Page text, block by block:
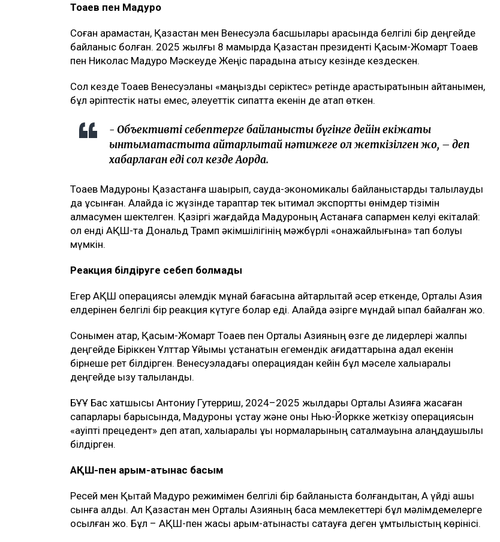
Тоқаев пен Мадуро
Соған қарамастан, Қазақстан мен Венесуэла басшылары арасында белгілі бір деңгейде
байланыс болған. 2025 жылғы 8 мамырда Қазақстан президенті Қасым-Жомарт Тоқаев
пен Николас Мадуро Мәскеуде Жеңіс парадына қатысу кезінде кездескен.
Сол кезде Тоқаев Венесуэланы «маңызды серіктес» ретінде қарастыратынын айтқанымен,
бұл әріптестік нақты емес, әлеуеттік сипатта екенін де атап өткен.
- Объективті себептерге байланысты бүгінге дейін екіжақты
ынтымақтастықта айтарлықтай нәтижеге қол жеткізілген жоқ, – деп
хабарлаған еді сол кезде Ақорда.
Тоқаев Мадуроны Қазақстанға шақырып, сауда-экономикалық байланыстарды талқылауды
да ұсынған. Алайда іс жүзінде тараптар тек ықтимал экспорттық өнімдер тізімін
алмасумен шектелген. Қазіргі жағдайда Мадуроның Астанаға сапармен келуі екіталай:
ол енді АҚШ-та Дональд Трамп әкімшілігінің мәжбүрлі «қонақжайлығына» тап болуы
мүмкін.
Реакция білдіруге себеп болмады
Егер АҚШ операциясы әлемдік мұнай бағасына айтарлықтай әсер еткенде, Орталық Азия
елдерінен белгілі бір реакция күтуге болар еді. Алайда әзірге мұндай ықпал байқалған жоқ.
Сонымен қатар, Қасым-Жомарт Тоқаев пен Орталық Азияның өзге де лидерлері жалпы
деңгейде Біріккен Ұлттар Ұйымы ұстанатын егемендік қағидаттарына адал екенін
бірнеше рет білдірген. Венесуэладағы операциядан кейін бұл мәселе халықаралық
деңгейде қызу талқыланды.
БҰҰ Бас хатшысы Антониу Гутерриш, 2024–2025 жылдары Орталық Азияға жасаған
сапарлары барысында, Мадуроны ұстау және оны Нью-Йоркке жеткізу операциясын
«қауіпті прецедент» деп атап, халықаралық құқық нормаларының сақталмауына алаңдаушылық
білдірген.
АҚШ-пен қарым-қатынас басым
Ресей мен Қытай Мадуро режимімен белгілі бір байланыста болғандықтан, Ақ үйді ашық
сынға алды. Ал Қазақстан мен Орталық Азияның басқа мемлекеттері бұл мәлімдемелерге
қосылған жоқ. Бұл – АҚШ-пен жақсы қарым-қатынасты сақтауға деген ұмтылыстың көрінісі.